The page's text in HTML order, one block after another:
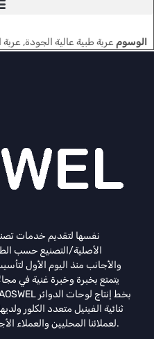
الوسومعربة طبية عالية الجودة,عربة
الأصلية/التصنيع حسب
والأجانب منذ اليوم الأول
يتمتع بخبرة وخبرة غنية في
ثنائية الفينيل متعدد الكلور
الغبار لتلبية خدمة OEM / ODM لعملائنا المحليين والعملاء الأجانب.